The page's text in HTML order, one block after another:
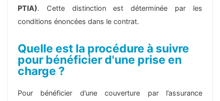
PTIA). Cette distinction est déterminée par les
conditions énoncées dans le contrat.
Quelle est la procédure à suivre
pour bénéficier d'une prise en
charge ?
Pour bénéficier d’une couverture par l’assurance